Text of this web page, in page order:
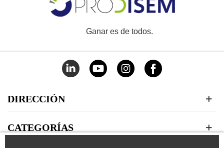
Ganar es de todos.
DIRECCIÓN
CATEGORÍAS